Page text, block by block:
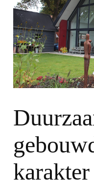
karakter